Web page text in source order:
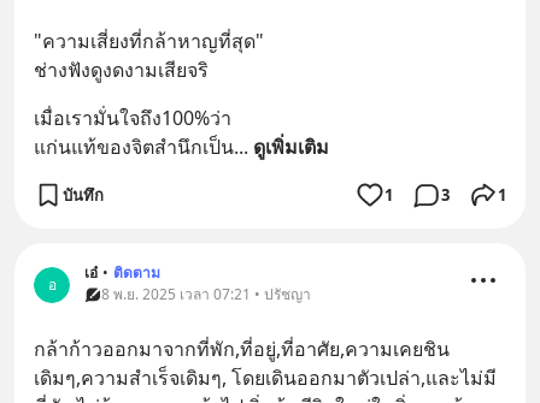
"ความเสี่ยงที่กล้าหาญที่สุด"
ช่างฟังดูงดงามเสียจริ
เมื่อเรามั่นใจถึง100%ว่า
แก่นแท้ของจิตสำนึกเป็น... ดูเพิ่มเติม
บันทึก 1 3 1
อ
เอ๋ • ติดตาม
8 พ.ย. 2025 เวลา 07:21 • ปรัชญา
กล้าก้าวออกมาจากที่พัก,ที่อยู่,ที่อาศัย,ความเคยชิน
เดิมๆ,ความสำเร็จเดิมๆ, โดยเดินออกมาตัวเปล่า,และไม่มี